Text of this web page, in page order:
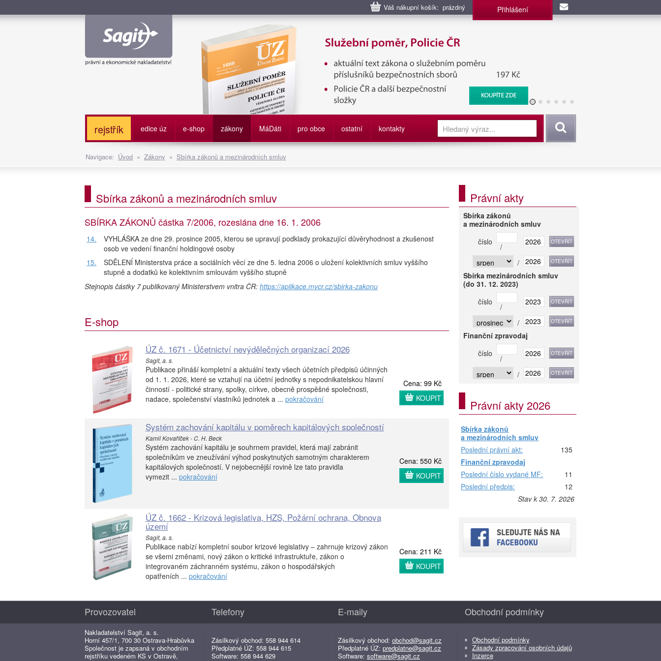
Váš nákupní košík: prázdný Přihlášení
Služební poměr příslušníků bezpečnostních sborů, Policie ČR, Vězeňská služba, BIS, Zpravodajské
služby
rejstřík edice úz e-shop zákony MáDáti pro obce ostatní kontakty Vyhledat
Navigace: Úvod » Zákony » Sbírka zákonů a mezinárodních smluv
Sbírka zákonů a mezinárodních smluv
SBÍRKA ZÁKONŮ částka 7/2006, rozeslána dne 16. 1. 2006
14.
VYHLÁŠKA ze dne 29. prosince 2005, kterou se upravují podklady prokazující důvěryhodnost a zkušenost
osob ve vedení finanční holdingové osoby
15.
SDĚLENÍ Ministerstva práce a sociálních věcí ze dne 5. ledna 2006 o uložení kolektivních smluv vyššího
stupně a dodatků ke kolektivním smlouvám vyššího stupně
Stejnopis částky 7 publikovaný Ministerstvem vnitra ČR: https://aplikace.mvcr.cz/sbirka-zakonu
E-shop
ÚZ č. 1671 - Účetnictví nevýdělečných organizací 2026
Sagit, a. s.
Publikace přináší kompletní a aktuální texty všech účetních předpisů účinných
od 1. 1. 2026, které se vztahují na účetní jednotky s nepodnikatelskou hlavní
činností - politické strany, spolky, církve, obecně prospěšné společnosti,
nadace, společenství vlastníků jednotek a ... pokračování
Cena: 99 Kč
KOUPIT
Systém zachování kapitálu v poměrech kapitálových společností
Kamil Kovaříček - C. H. Beck
Systém zachování kapitálu je souhrnem pravidel, která mají zabránit
společníkům ve zneužívání výhod poskytnutých samotným charakterem
kapitálových společností. V nejobecnější rovině lze tato pravidla
vymezit ... pokračování
Cena: 550 Kč
KOUPIT
ÚZ č. 1662 - Krizová legislativa, HZS, Požární ochrana, Obnova
území
Sagit, a. s.
Publikace nabízí kompletní soubor krizové legislativy – zahrnuje krizový zákon
se všemi změnami, nový zákon o kritické infrastruktuře, zákon o
integrovaném záchranném systému, zákon o hospodářských
opatřeních ... pokračování
Cena: 211 Kč
KOUPIT
Právní akty
Sbírka zákonů
a mezinárodních smluv
číslo
/
/
Sbírka mezinárodních smluv
(do 31. 12. 2023)
číslo
/
/
Finanční zpravodaj
číslo
/
/
Právní akty 2026
Sbírka zákonů
a mezinárodních smluv
Poslední právní akt:
135
Finanční zpravodaj
Poslední číslo vydané MF:
11
Poslední předpis:
12
Stav k 30. 7. 2026
Provozovatel
Nakladatelství Sagit, a. s.
Horní 457/1, 700 30 Ostrava-Hrabůvka
Společnost je zapsaná v obchodním
rejstříku vedeném KS v Ostravě,
Telefony
Zásilkový obchod: 558 944 614
Předplatné ÚZ: 558 944 615
Software: 558 944 629
E-maily
Zásilkový obchod: obchod@sagit.cz
Předplatné ÚZ: predplatne@sagit.cz
Software: software@sagit.cz
Obchodní podmínky
Obchodní podmínky
Zásady zpracování osobních údajů
Inzerce